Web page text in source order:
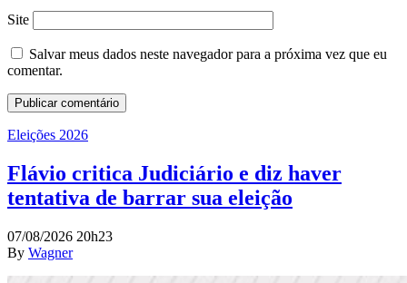
Site
Salvar meus dados neste navegador para a próxima vez que eu
comentar.
Eleições 2026
Flávio critica Judiciário e diz haver
tentativa de barrar sua eleição
07/08/2026 20h23
By Wagner